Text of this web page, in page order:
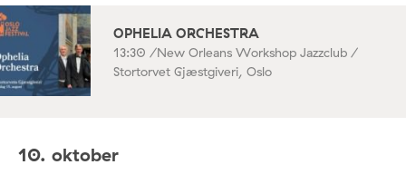
OPHELIA ORCHESTRA
13:30 /New Orleans Workshop Jazzclub /
Stortorvet Gjæstgiveri, Oslo
10. oktober